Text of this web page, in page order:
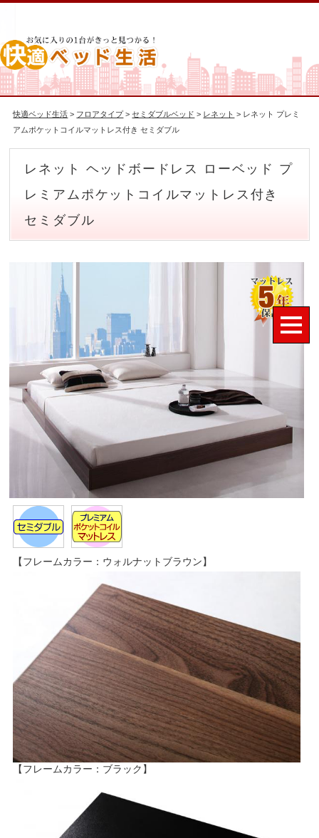
快適ベッド生活 > フロアタイプ >セミダブルベッド > レネット > レネット プレミ
アムポケットコイルマットレス付き セミダブル
レネット ヘッドボードレス ローベッド プ
レミアムポケットコイルマットレス付き
セミダブル
【フレームカラー：ウォルナットブラウン】
【フレームカラー：ブラック】